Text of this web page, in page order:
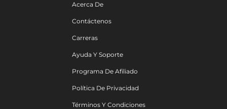
Acerca De
Contáctenos
Carreras
Ayuda Y Soporte
Programa De Afiliado
Política De Privacidad
Términos Y Condiciones